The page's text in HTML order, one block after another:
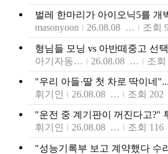
벌레 한마리가 아이오닉5를 개
masonyoon
26.08.08 23:38 조회
형님들 모닝 vs 아반떼중고 선
아기자동차붕붕1
26.08.08 20:08 조회
휘기인
26.08.08 06:04 조회 202
휘기인
26.08.08 04:34 조회 116